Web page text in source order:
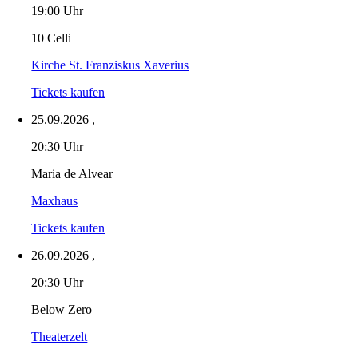
19:00 Uhr
10 Celli
Kirche St. Franziskus Xaverius
Tickets kaufen
25.09.2026 ,
20:30 Uhr
Maria de Alvear
Maxhaus
Tickets kaufen
26.09.2026 ,
20:30 Uhr
Below Zero
Theaterzelt